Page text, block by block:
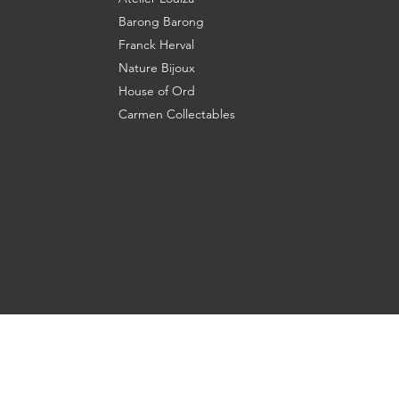
Barong Barong
Franck Herval
Nature Bijoux
House of Ord
Carmen Collectables